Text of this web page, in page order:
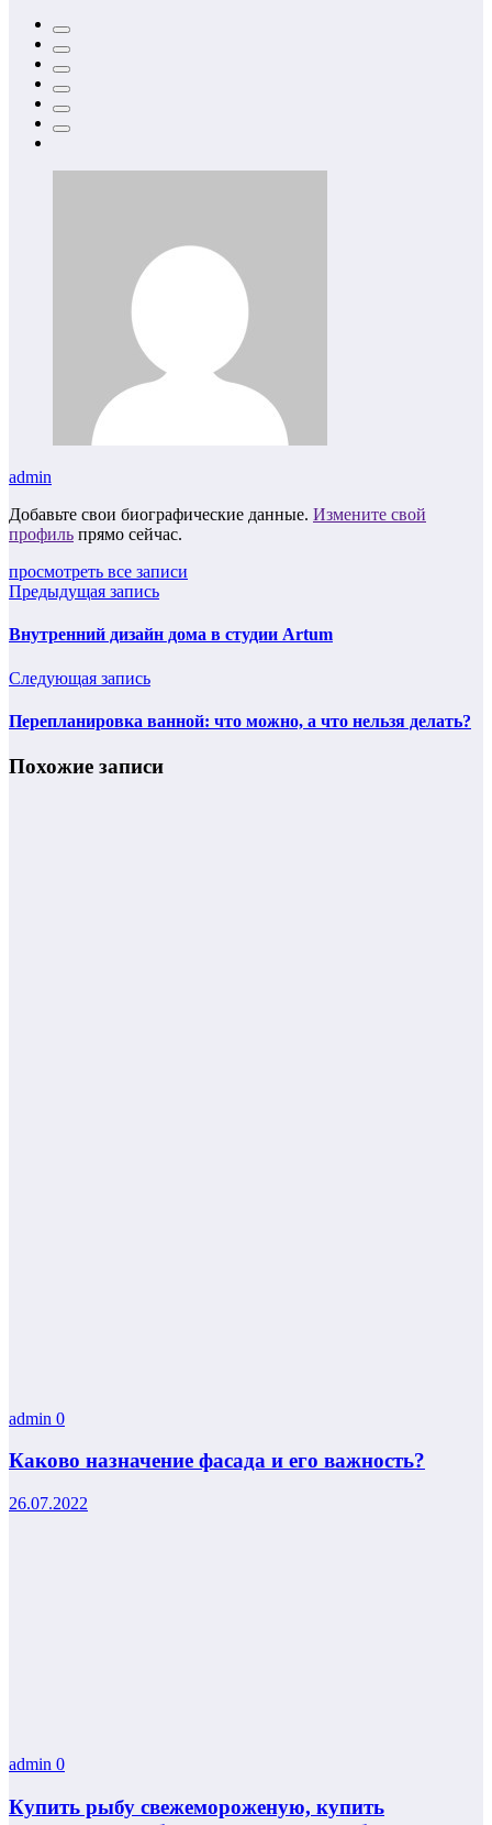
admin
Добавьте свои биографические данные. Измените свой
профиль прямо сейчас.
просмотреть все записи
Предыдущая запись
Внутренний дизайн дома в студии Artum
Следующая запись
Перепланировка ванной: что можно, а что нельзя делать?
Похожие записи
admin 0
Каково назначение фасада и его важность?
26.07.2022
admin 0
Купить рыбу свежемороженую, купить